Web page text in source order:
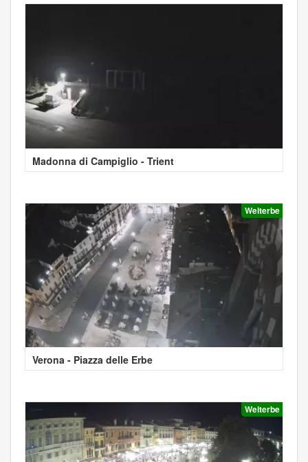
Madonna di Campiglio - Trient
Welterbe
Verona - Piazza delle Erbe
Welterbe